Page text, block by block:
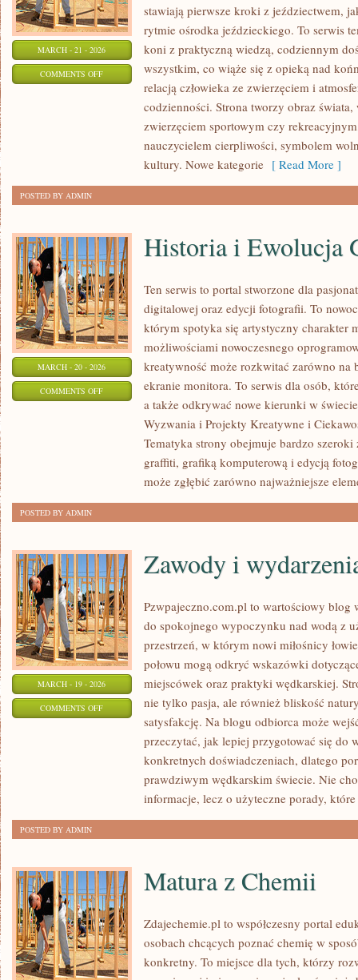
MARCH - 21 - 2026
COMMENTS OFFON
JEŹDZIECKI
stawiają pierwsze kroki z jeździectwem,
rytmie ośrodka jeździeckiego. To serwis
koni z praktyczną wiedzą, codziennym
wszystkim, co wiąże się z opieką nad
relacją człowieka ze zwierzęciem i
codzienności. Strona tworzy obraz
zwierzęciem sportowym czy
nauczycielem cierpliwości, symbolem
kultury. Nowe kategorie [ Read More ]
POSTED BY ADMIN
MARCH - 20 - 2026
COMMENTS OFFON
Historia i Ewolucja
Ten serwis to portal stworzone dla
digitalowej oraz edycji fotografii. To
którym spotyka się artystyczny charakter
możliwościami nowoczesnego
kreatywność może rozkwitać zarówno na
ekranie monitora. To serwis dla osób,
a także odkrywać nowe kierunki w
Wyzwania i Projekty Kreatywne i
Tematyka strony obejmuje bardzo
graffiti, grafiką komputerową i edycją
może zgłębić zarówno najważniejsze
POSTED BY ADMIN
MARCH - 19 - 2026
COMMENTS OFFON
WYDARZENIA
Zawody i
Pzwpajeczno.com.pl to wartościowy blog
do spokojnego wypoczynku nad wodą z
przestrzeń, w którym nowi miłośnicy
połowu mogą odkryć wskazówki
miejscówek oraz praktyki wędkarskiej.
nie tylko pasja, ale również bliskość
satysfakcję. Na blogu odbiorca może
przeczytać, jak lepiej przygotować się do
konkretnych doświadczeniach, dlatego
prawdziwym wędkarskim świecie. Nie
informacje, lecz o użyteczne porady,
POSTED BY ADMIN
Matura z Chemii
Zdajechemie.pl to współczesny portal
osobach chcących poznać chemię w
konkretny. To miejsce dla tych, którzy